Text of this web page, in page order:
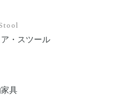
・スツール
具